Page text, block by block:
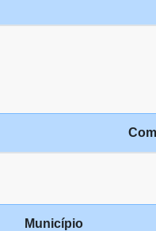
Município